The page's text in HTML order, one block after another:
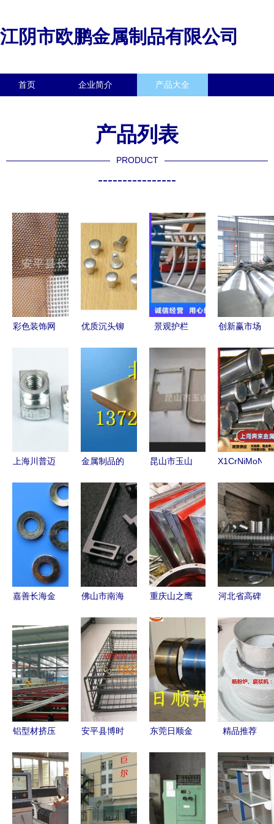
江阴市欧鹏金属制品有限公司
首页 企业简介 产品大全
产品列表
PRODUCT
----------------
彩色装饰网
美学与实用
功能的完美
结合
优质沉头铆
萱铆钉金属
制品的专业
服务
景观护栏
艺术与实用
创新赢市场
业的转型升
级之路
上海川普迈
业生产T型
螺母块及铝
型材配件
金属制品的
昆山市玉山
制品厂 专
业金属制品
制造企业
X1CrNiMoN
金属制品的
特性与应用
对比分析
嘉善长海金
专业金属制
品制造与服
务
佛山市南海
一五金厂
专业金属制
品与大型焊
接服务
重庆山之鹰
南彭工厂风
管加工中心
的环保排烟
系统
河北省高碑
料制品厂
专注铁直
接、铁盒
接、铁弯等
金属制品的
专业制造商
铝型材挤压
键设备
安平县博时
厂 专业金
属制品生产
供应商品牌
东莞日顺金
品制造与创
新服务
精品推荐
区中金金属
制品厂的高
品质金属制